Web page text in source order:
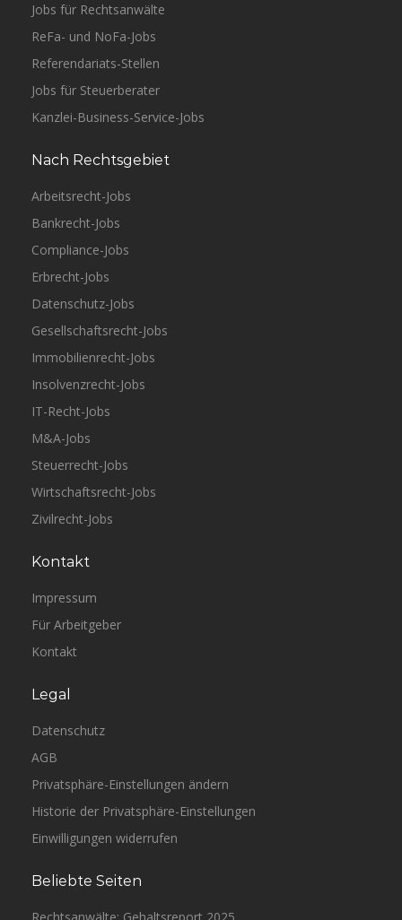
Jobs für Rechtsanwälte
ReFa- und NoFa-Jobs
Referendariats-Stellen
Jobs für Steuerberater
Kanzlei-Business-Service-Jobs
Nach Rechtsgebiet
Arbeitsrecht-Jobs
Bankrecht-Jobs
Compliance-Jobs
Erbrecht-Jobs
Datenschutz-Jobs
Gesellschaftsrecht-Jobs
Immobilienrecht-Jobs
Insolvenzrecht-Jobs
IT-Recht-Jobs
M&A-Jobs
Steuerrecht-Jobs
Wirtschaftsrecht-Jobs
Zivilrecht-Jobs
Kontakt
Impressum
Für Arbeitgeber
Kontakt
Legal
Datenschutz
AGB
Privatsphäre-Einstellungen ändern
Historie der Privatsphäre-Einstellungen
Einwilligungen widerrufen
Beliebte Seiten